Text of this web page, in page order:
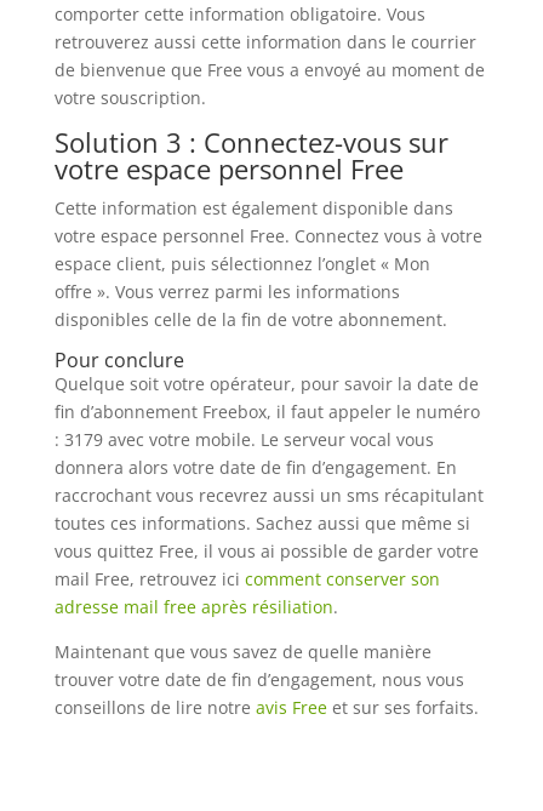
comporter cette information obligatoire. Vous
retrouverez aussi cette information dans le courrier
de bienvenue que Free vous a envoyé au moment de
votre souscription.
Solution 3 : Connectez-vous sur
votre espace personnel Free
Cette information est également disponible dans
votre espace personnel Free. Connectez vous à votre
espace client, puis sélectionnez l’onglet « Mon
offre ». Vous verrez parmi les informations
disponibles celle de la fin de votre abonnement.
Pour conclure
Quelque soit votre opérateur, pour savoir la date de
fin d’abonnement Freebox, il faut appeler le numéro
: 3179 avec votre mobile. Le serveur vocal vous
donnera alors votre date de fin d’engagement. En
raccrochant vous recevrez aussi un sms récapitulant
toutes ces informations. Sachez aussi que même si
vous quittez Free, il vous ai possible de garder votre
mail Free, retrouvez ici comment conserver son
adresse mail free après résiliation.
Maintenant que vous savez de quelle manière
trouver votre date de fin d’engagement, nous vous
conseillons de lire notre avis Freeet sur ses forfaits.